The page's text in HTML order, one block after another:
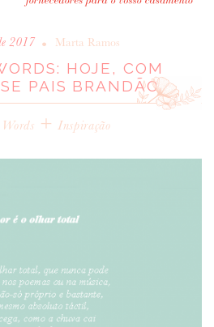
INICIO
BLOG
INSPIRAÇÃO
ENTREVISTAS
ME AQUI!
2017 • Marta Ramos
HOJE, COM
PAIS BRANDÃO
+ Inspiração